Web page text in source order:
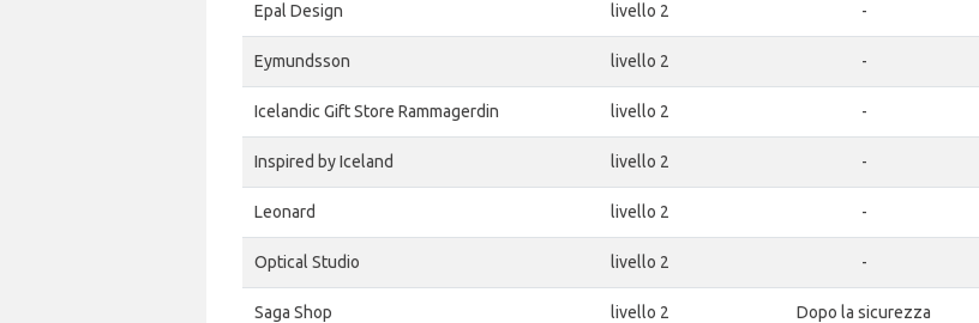
Epal Design livello 2 -
Eymundsson livello 2 -
Icelandic Gift Store Rammagerdin livello 2 -
Inspired by Iceland livello 2 -
Leonard livello 2 -
Optical Studio livello 2 -
Saga Shop livello 2 Dopo la sicurezza